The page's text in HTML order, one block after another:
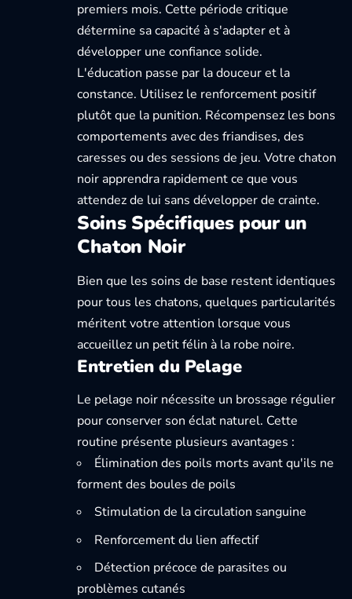
premiers mois. Cette période critique
détermine sa capacité à s'adapter et à
développer une confiance solide.
L'éducation passe par la douceur et la
constance. Utilisez le renforcement positif
plutôt que la punition. Récompensez les bons
comportements avec des friandises, des
caresses ou des sessions de jeu. Votre chaton
noir apprendra rapidement ce que vous
attendez de lui sans développer de crainte.
Soins Spécifiques pour un
Chaton Noir
Bien que les soins de base restent identiques
pour tous les chatons, quelques particularités
méritent votre attention lorsque vous
accueillez un petit félin à la robe noire.
Entretien du Pelage
Le pelage noir nécessite un brossage régulier
pour conserver son éclat naturel. Cette
routine présente plusieurs avantages :
Élimination des poils morts avant qu'ils ne
forment des boules de poils
Stimulation de la circulation sanguine
Renforcement du lien affectif
Détection précoce de parasites ou
problèmes cutanés